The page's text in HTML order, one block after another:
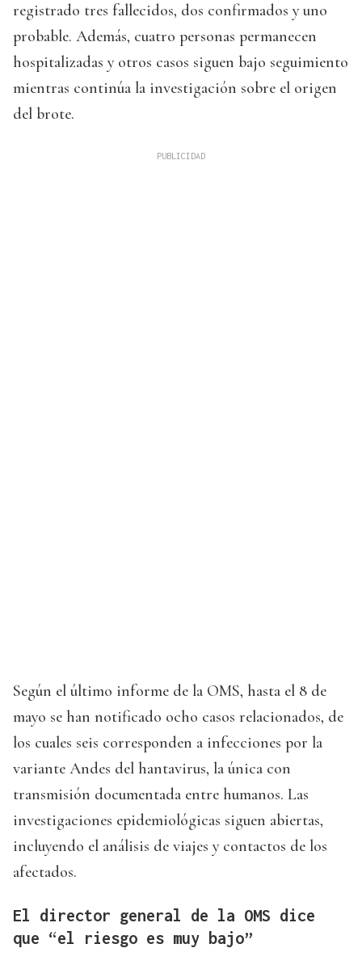
registrado tres fallecidos, dos confirmados y uno
probable. Además, cuatro personas permanecen
hospitalizadas y otros casos siguen bajo seguimiento
mientras continúa la investigación sobre el origen
del brote.
Según el último informe de la OMS, hasta el 8 de
mayo se han notificado ocho casos relacionados, de
los cuales seis corresponden a infecciones por la
variante Andes del hantavirus, la única con
transmisión documentada entre humanos. Las
investigaciones epidemiológicas siguen abiertas,
incluyendo el análisis de viajes y contactos de los
afectados.
El director general de la OMS dice
que “el riesgo es muy bajo”